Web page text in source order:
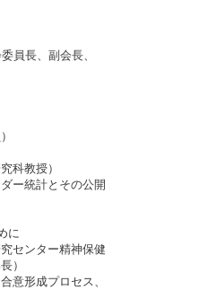
員長、副会長、
科教授）
ー統計とその公開
に
センター精神保健
形成プロセス、